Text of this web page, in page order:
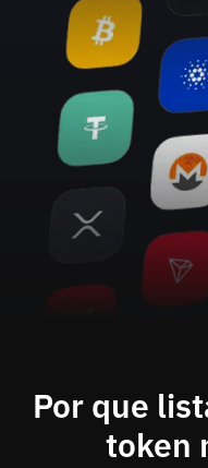
Por que
token